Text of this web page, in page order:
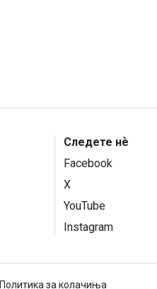
Следете нѐ
Facebook
X
YouTube
Instagram
Политика за колачиња